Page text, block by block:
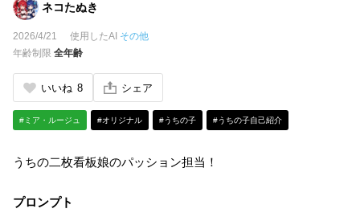
ネコたぬき
2026/4/21 使用したAI その他
年齢制限 全年齢
いいね 8 シェア
#ミア・ルージュ #オリジナル #うちの子 #うちの子自己紹介
うちの二枚看板娘のパッション担当！
プロンプト